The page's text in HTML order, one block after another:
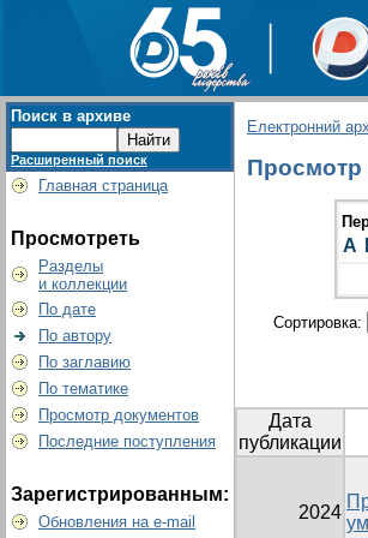
Поиск в архиве
Расширенный поиск
Главная страница
Просмотреть
Разделы
и коллекции
По дате
По автору
По заглавию
По тематике
Просмотр документов
Последние поступления
Зарегистрированным:
Обновления на e-mail
Електронний
Просмотр
А
Сортировка:
Дата
публикации
2024